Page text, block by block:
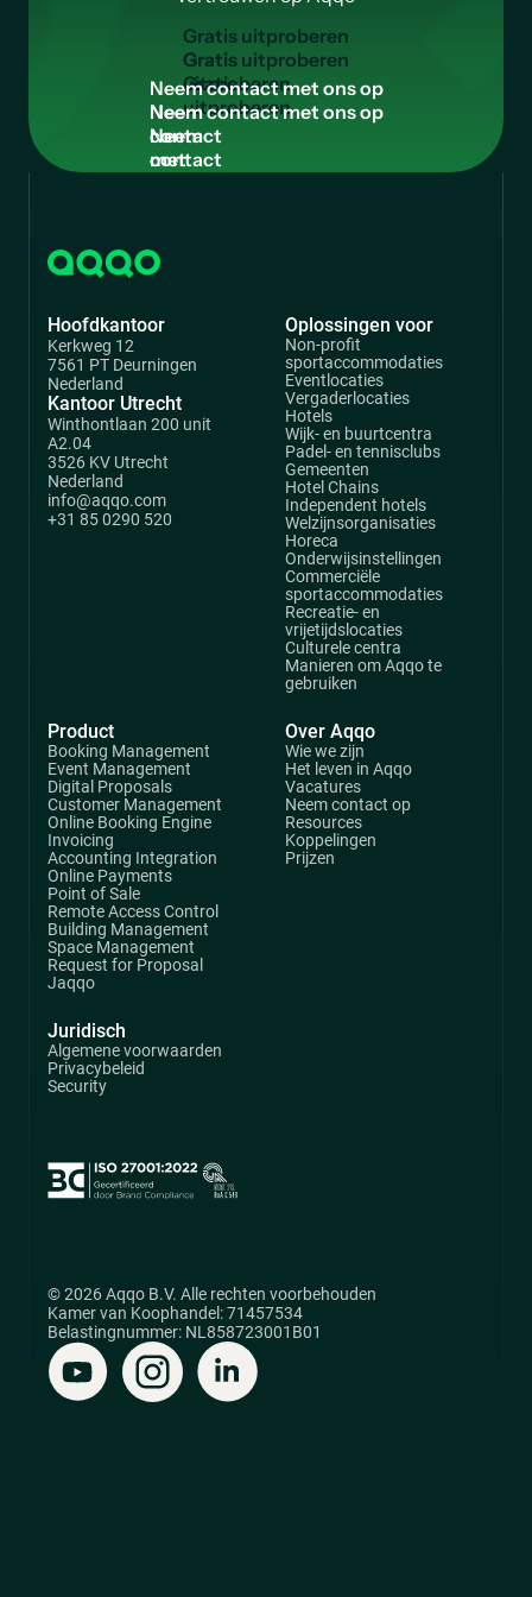
Gratisuitproberen
Gratis
uitproberen
Neemcontactmetonsop
Neem
contact
met
Hoofdkantoor
Kerkweg 12
7561 PT Deurningen
Nederland
Kantoor Utrecht
Winthontlaan 200 unit
A2.04
3526 KV Utrecht
Nederland
info@aqqo.com
+31 85 0290 520
Product
Booking Management
Event Management
Digital Proposals
Customer Management
Online Booking Engine
Invoicing
Accounting Integration
Online Payments
Point of Sale
Remote Access Control
Building Management
Space Management
Request for Proposal
Jaqqo
Oplossingen voor
Non-profit
sportaccommodaties
Eventlocaties
Vergaderlocaties
Hotels
Wijk- en buurtcentra
Padel- en tennisclubs
Gemeenten
Hotel Chains
Independent hotels
Welzijnsorganisaties
Horeca
Onderwijsinstellingen
Commerciële
sportaccommodaties
Recreatie- en
vrijetijdslocaties
Culturele centra
Manieren om Aqqo te
gebruiken
Over Aqqo
Wie we zijn
Het leven in Aqqo
Vacatures
Neem contact op
Resources
Koppelingen
Prijzen
Juridisch
Algemene voorwaarden
Privacybeleid
Security
© 2026 Aqqo B.V. Alle rechten voorbehouden
Kamer van Koophandel: 71457534
Belastingnummer: NL858723001B01